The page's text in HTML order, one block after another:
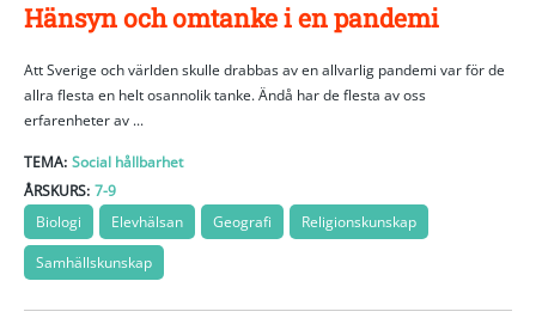
Hänsyn och omtanke i en pandemi
Att Sverige och världen skulle drabbas av en allvarlig pandemi var för de
allra flesta en helt osannolik tanke. Ändå har de flesta av oss
erfarenheter av ...
TEMA: Social hållbarhet
ÅRSKURS: 7-9
Biologi
Elevhälsan Geografi
Religionskunskap
Samhällskunskap